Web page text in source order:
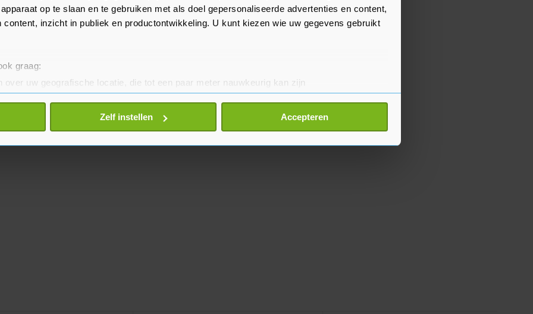
op te slaan en te gebruiken met als doel gepersonaliseerde advertenties en content,
content, inzicht in publiek en productontwikkeling. U kunt kiezen wie uw gegevens gebruikt
graag:
over uw geografische locatie, die tot een paar meter nauwkeurig kan zijn
door het actief te scannen op specifieke eigenschappen (fingerprinting)
gegevens worden verwerkt en stel uw voorkeuren in het
detailgedeelte
of intrekken in de Cookieverklaring.
Zelf instellen Accepteren